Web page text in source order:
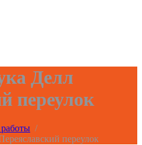
Делл
переулок
/
переулок